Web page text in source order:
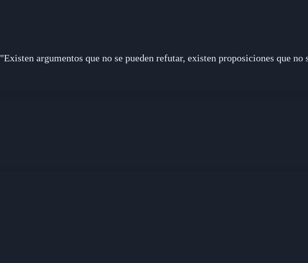
"Existen argumentos que no se pueden refutar, existen proposiciones que no